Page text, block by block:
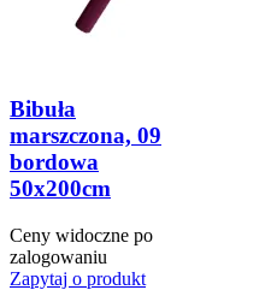
Bibuła
marszczona, 09
bordowa
50x200cm
Ceny widoczne po
zalogowaniu
Zapytaj o produkt